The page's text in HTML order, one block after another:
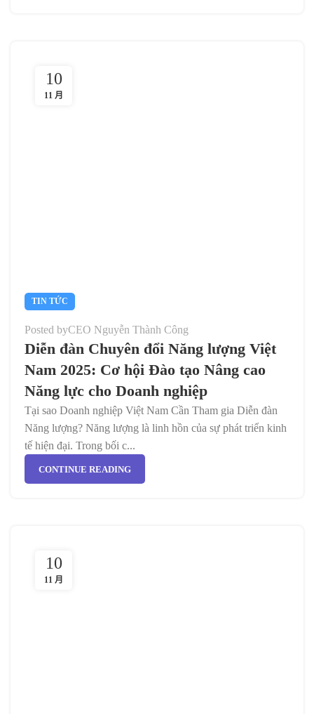
10
11 月
TIN TỨC
Posted byCEO Nguyễn Thành Công
Diễn đàn Chuyên đổi Năng lượng Việt
Nam 2025: Cơ hội Đào tạo Nâng cao
Năng lực cho Doanh nghiệp
Tại sao Doanh nghiệp Việt Nam Cần Tham gia Diễn đàn
Năng lượng? Năng lượng là linh hồn của sự phát triển kinh
tế hiện đại. Trong bối c...
CONTINUE READING
10
11 月